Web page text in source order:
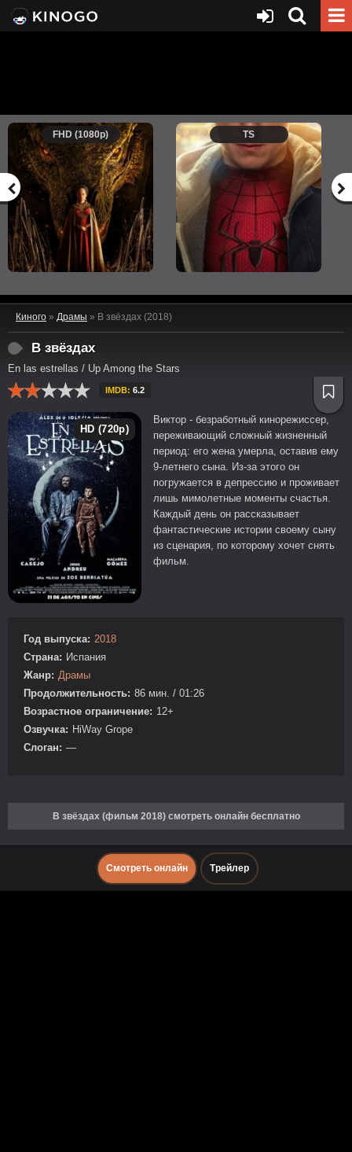
FHD (1080p) TS
Киного » Драмы » В звёздах (2018)
В звёздах
En las estrellas / Up Among the Stars
IMDB: 6.2
HD (720p)
Виктор - безработный кинорежиссер,
переживающий сложный жизненный
период: его жена умерла, оставив ему
9-летнего сына. Из-за этого он
погружается в депрессию и проживает
лишь мимолетные моменты счастья.
Каждый день он рассказывает
фантастические истории своему сыну
из сценария, по которому хочет снять
фильм.
Год выпуска: 2018
Страна: Испания
Жанр: Драмы
Продолжительность: 86 мин. / 01:26
Возрастное ограничение: 12+
Озвучка: HiWay Grope
Слоган: —
В звёздах (фильм 2018) смотреть онлайн бесплатно
Смотреть онлайн Трейлер